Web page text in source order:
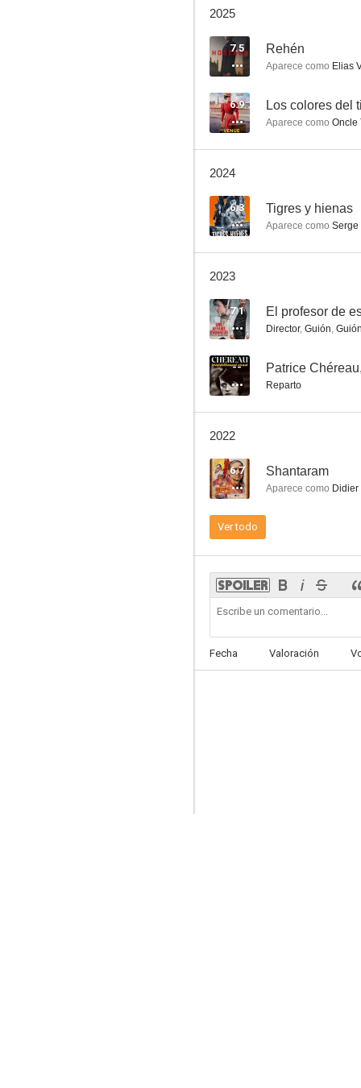
Más allá de las nubes
Van Gogh, a las puertas de la eternidad
7.1
El profesor de esgrima
Los colores del tiempo
6.6
2025
7.5 Rehén
Aparece como Elias
6.9 Los colores del
Aparece como Oncle
2024
6.3 Tigres y hienas
Aparece como Serge
2023
7.1 El profesor de
Director, Guión,
-- Patrice
Reparto
2022
6.7 Shantaram
Aparece como Didier
Ver todo
Fecha Valoración